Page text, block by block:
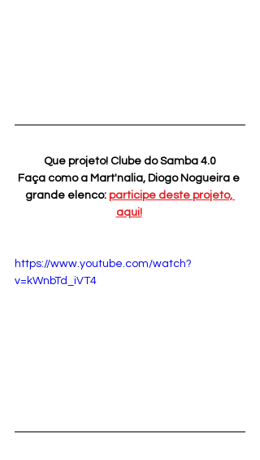
Que projeto! Clube do Samba 4.0
Faça como a Mart'nalia, Diogo Nogueira e
grande elenco: participe deste projeto,
aqui!
https://www.youtube.com/watch?
v=kWnbTd_iVT4